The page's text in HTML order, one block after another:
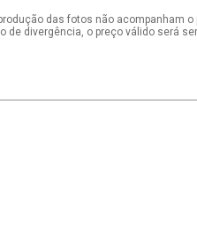
das fotos não acompanham o
de divergência, o preço válido será